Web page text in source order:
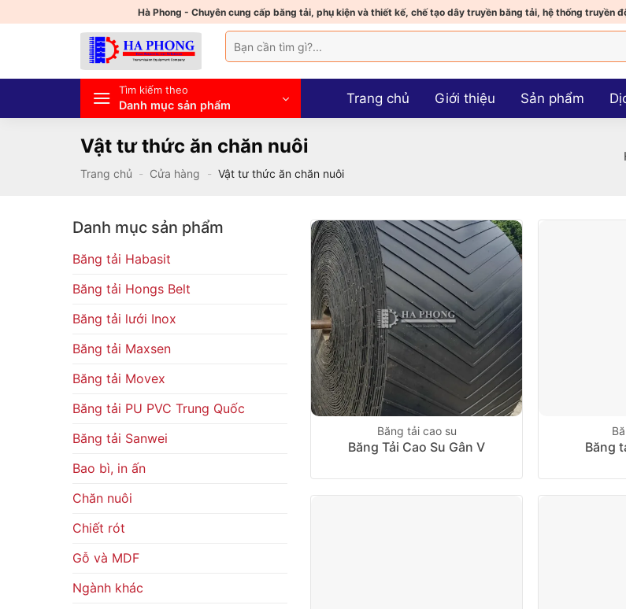
qua
Hà Phong - Chuyên cung cấp băng tải, phụ kiện và thiết kế, chế tạo dây truyền băng tải, hệ thống truyền
kiếm:
Tìm kiếm theo
Danh mục sản phẩm Trang chủ Giới thiệu Sản phẩm
Vật tư thức ăn chăn nuôi
Trang chủ - Cửa hàng - Vật tư thức ăn chăn nuôi
Danh mục sản phẩm
Băng tải Habasit
Băng tải Hongs Belt
Băng tải lưới Inox
Băng tải Maxsen
Băng tải Movex
Băng tải PU PVC Trung Quốc
Băng tải Sanwei
Bao bì, in ấn
Chăn nuôi
Chiết rót
Gỗ và MDF
Ngành khác
Băng tải cao su
Băng Tải Cao Su Gân V Băng